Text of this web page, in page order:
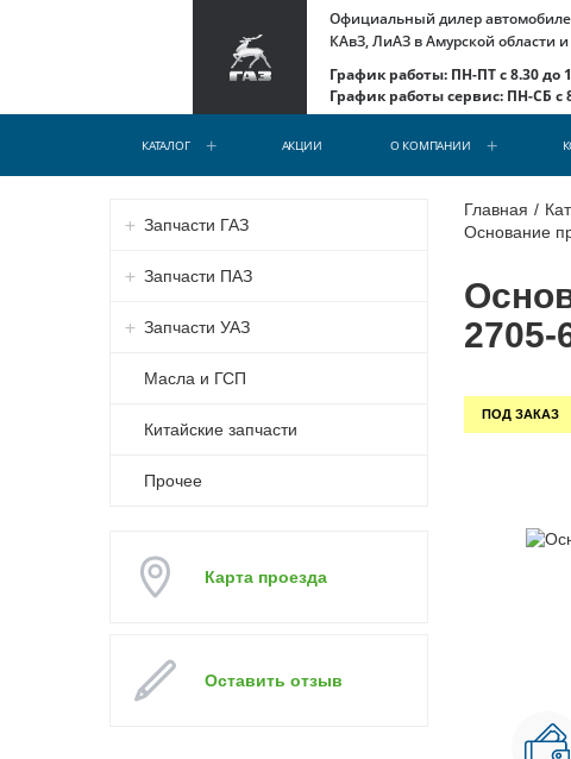
Официальный дилер
КАвЗ, ЛиАЗ в Амурской области
График работы: ПН-ПТ с 8.30 до
График работы сервис: ПН-СБ с
КАТАЛОГ АКЦИИ О КОМПАНИИ
Главная /
Основание
2705-
Запчасти ГАЗ
Запчасти ПАЗ
Запчасти УАЗ
Масла и ГСП
Китайские запчасти
Прочее
Карта проезда
Оставить отзыв
ПОД ЗАКАЗ